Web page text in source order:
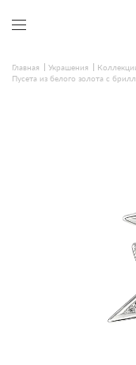
Главная Украшения
Пусета из белого золота с